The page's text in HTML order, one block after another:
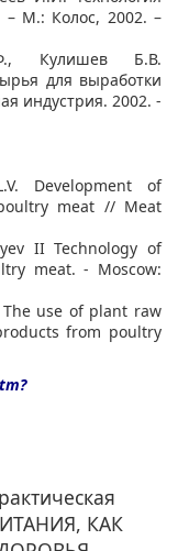
– М.: Колос, 2002. –
Кулишев Б.В.
для выработки
индустрия. 2002. -
Development of
meat // Meat
II Technology of
meat. - Moscow:
The use of plant raw
from poultry
КАК